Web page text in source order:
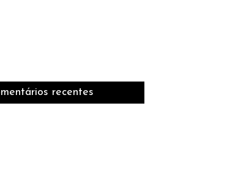
recentes